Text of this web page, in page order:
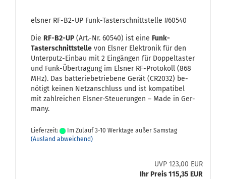
els­ner RF-​B2-UP Funk-​Tas­ter­schnitt­stel­le #60540
Die RF-​B2-UP (Art.-Nr. 60540) ist eine Funk-​
Tasterschnittstelle von Els­ner Elek­tro­nik für den
Unterputz-​Einbau mit 2 Ein­gän­gen für Dop­pel­tas­ter
und Funk-​Übertragung im Els­ner RF-​Protokoll (868
MHz). Das bat­te­rie­be­trie­be­ne Gerät (CR2032) be­
nö­tigt kei­nen Netz­an­schluss und ist kom­pa­ti­bel
mit zahl­rei­chen Elsner-​Steuerungen – Made in Ger­
ma­ny.
Lieferzeit:
Im Zulauf 3-10 Werktage außer Samstag
(Ausland abweichend)
UVP 123,00 EUR
Ihr Preis 115,35 EUR